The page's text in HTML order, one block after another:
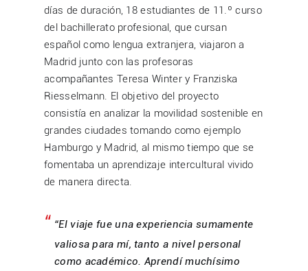
días de duración, 18 estudiantes de 11.º curso
del bachillerato profesional, que cursan
español como lengua extranjera, viajaron a
Madrid junto con las profesoras
acompañantes Teresa Winter y Franziska
Riesselmann. El objetivo del proyecto
consistía en analizar la movilidad sostenible en
grandes ciudades tomando como ejemplo
Hamburgo y Madrid, al mismo tiempo que se
fomentaba un aprendizaje intercultural vivido
de manera directa.
“El viaje fue una experiencia sumamente
valiosa para mí, tanto a nivel personal
como académico. Aprendí muchísimo